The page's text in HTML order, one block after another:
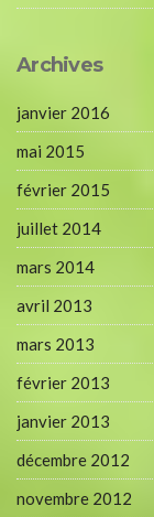
Archives
janvier 2016
mai 2015
février 2015
juillet 2014
mars 2014
avril 2013
mars 2013
février 2013
janvier 2013
décembre 2012
novembre 2012